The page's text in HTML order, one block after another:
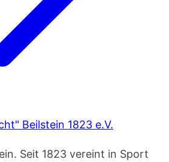
Beilstein 1823 e.V.
Seit 1823 vereint in Sport